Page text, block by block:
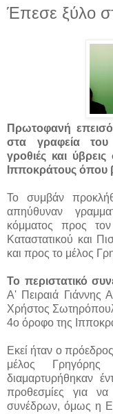
Έπεσε ξύλο
Πρωτοφανή
στα γραφεία
γροθιές και
Ιπποκράτους όπου
Το συμβάν
απηύθυναν
κόμματος προς
Καταστατικού και
και προς το μέλος
Το περιστατικό
Α' Πειραιά Γιάννης
Χρήστος
4ο όροφο της
Εκεί ήταν ο
μέλος
διαμαρτυρήθηκαν
προθεσμίες για
συνέδρων, όμως η